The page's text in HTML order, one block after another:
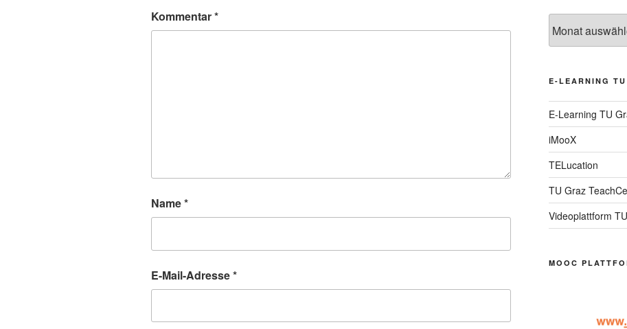
Kommentar*
Name*
E-Mail-Adresse*
E-LEARNING
E-Learning TU
iMooX
TELucation
TU Graz
Videoplattform
MOOC